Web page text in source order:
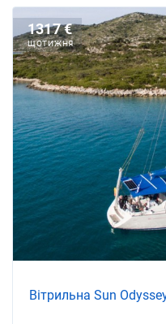
1317 €
ЩОТИЖНЯ
Вітрильна Sun